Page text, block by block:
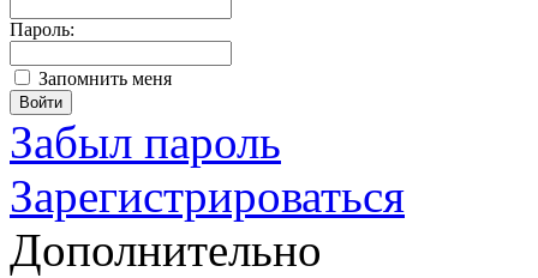
Пароль:
Запомнить меня
Забыл пароль
Зарегистрироваться
Дополнительно